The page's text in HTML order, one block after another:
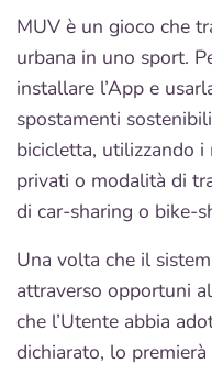
MUV è un gioco che
urbana in uno sport.
installare l’App e
spostamenti
bicicletta, utilizzando i
privati o modalità di
di car-sharing o bike-
Una volta che il
attraverso opportuni
che l’Utente abbia
dichiarato, lo